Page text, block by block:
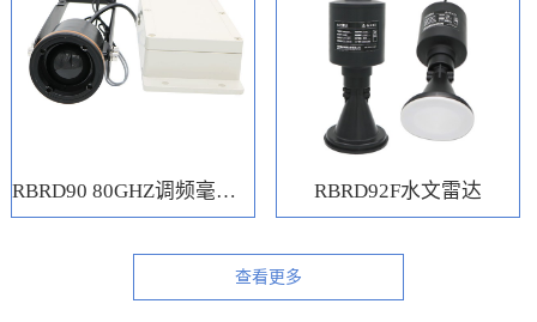
RBRD90 80GHZ调频毫米波水位计 RBRD92F水文雷达
查看更多